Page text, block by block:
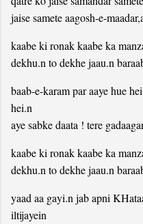
jaise samete aagosh-e-
kaabe ki ronak kaabe ka
dekhu.n to dekhe jaau.n
baab-e-karam par aaye hue
hei.n
aye sabke daata ! tere
kaabe ki ronak kaabe ka
dekhu.n to dekhe jaau.n
yaad aa gayi.n jab apni
iltijayein